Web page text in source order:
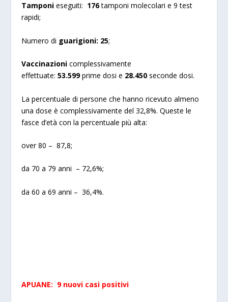
Tamponi eseguiti: 176tamponi molecolari e 9 test
rapidi;
Numero di guarigioni: 25;
Vaccinazioni complessivamente
effettuate:53.599prime dosi e 28.450seconde dosi.
La percentuale di persone che hanno ricevuto almeno
una dose è complessivamente del 32,8%. Queste le
fasce d’età con la percentuale più alta:
over 80 – 87,8;
da 70 a 79 anni – 72,6%;
da 60 a 69 anni – 36,4%.
APUANE: 9 nuovi casi positivi